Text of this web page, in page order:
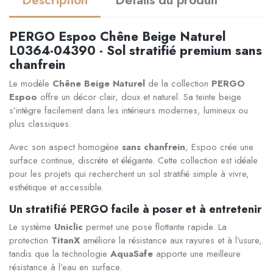
PERGO Espoo Chêne Beige Naturel
L0364-04390 - Sol stratifié premium sans
chanfrein
Le modèle Chêne Beige Naturel de la collection PERGO
Espoo offre un décor clair, doux et naturel. Sa teinte beige
s’intègre facilement dans les intérieurs modernes, lumineux ou
plus classiques.
Avec son aspect homogène sans chanfrein, Espoo crée une
surface continue, discrète et élégante. Cette collection est idéale
pour les projets qui recherchent un sol stratifié simple à vivre,
esthétique et accessible.
Un stratifié PERGO facile à poser et à entretenir
Le système Uniclic permet une pose flottante rapide. La
protection TitanX améliore la résistance aux rayures et à l’usure,
tandis que la technologie AquaSafe apporte une meilleure
résistance à l’eau en surface.